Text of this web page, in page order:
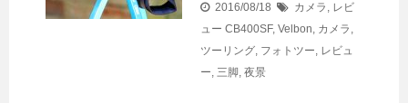
2016/08/18 カメラ , レビ
ュー CB400SF, Velbon, カメラ ,
ツーリング, フォトツー, レビュ
ー, 三脚, 夜景